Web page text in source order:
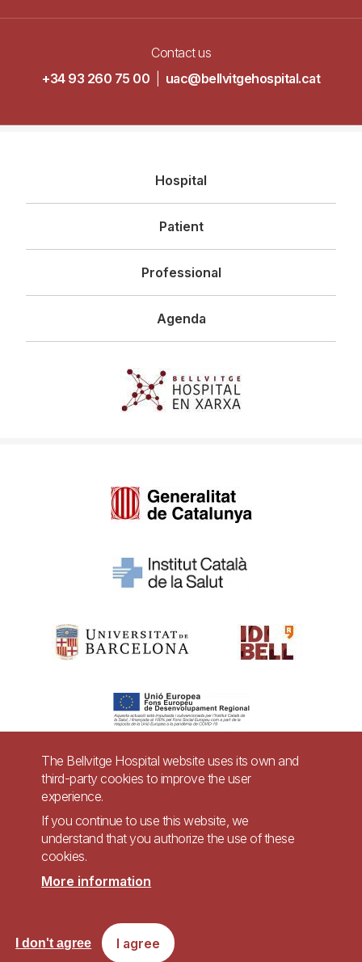
Contact us
+34 93 260 75 00
uac@bellvitgehospital.cat
principal
Hospital
Patient
Professional
Agenda
Pie
página
Accessibility Legal warning
Accessible website in accordance with Royal Decree 1112/2018, of September
7, on accessibility of websites and applications for mobile devices in the
public sector.
The Bellvitge Hospital website uses its own and
third-party cookies to improve the user
experience.
If you continue to use this website, we
understand that you authorize the use of these
cookies.
More information
I agree
I don't agree